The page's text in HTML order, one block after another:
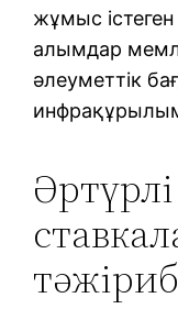
жұмыс
алымдар
әлеуметтік